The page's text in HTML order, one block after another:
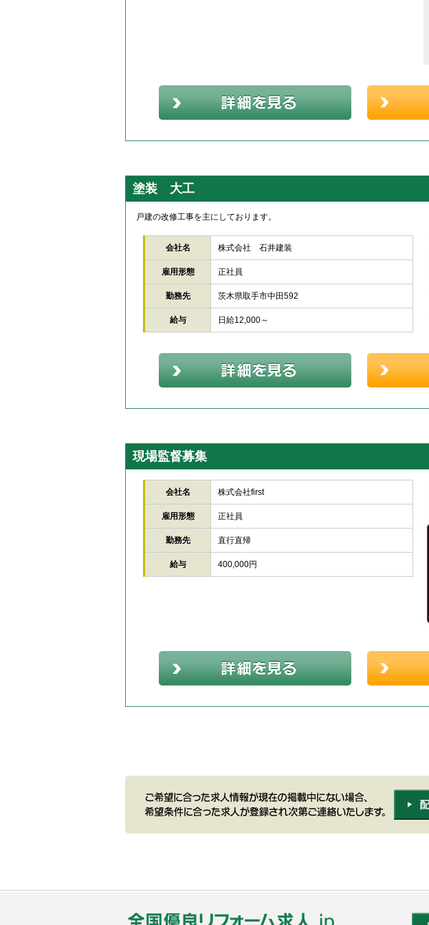
塗装 大工
戸建の改修工事を主にしております。
会社名 株式会社 石井建装
雇用形態 正社員
勤務先 茨木県取手市中田592
給与 日給12,000～
現場監督募集
会社名 株式会社first
雇用形態 正社員
勤務先 直行直帰
給与 400,000円